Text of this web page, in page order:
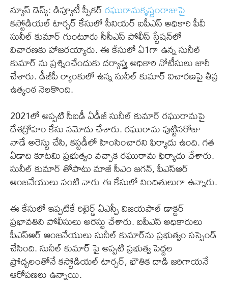
న్యూస్ డెస్క్: డిప్యూటీ స్పీకర్రఘురామకృష్ణంరాజుపై
కస్టోడియల్ టార్చర్ కేసులో సీనియర్ ఐపీఎస్ అధికారి పీవీ
సునీల్ కుమార్ గుంటూరు సీసీఎస్ పోలీస్ స్టేషన్‌లో
విచారణకు హాజరయ్యారు. ఈ కేసులో ఏ1గా ఉన్న సునీల్
కుమార్ ను ప్రశ్నించేందుకు దర్యాప్తు అధికారి నోటీసులు జారీ
చేశారు. డీజీపీ ర్యాంకులో ఉన్న సునీల్ కుమార్ విచారణపై తీవ్ర
ఉత్కంఠ నెలకొంది.
2021లో అప్పటి సీఐడీ ఏడీజీ సునీల్ కుమార్ రఘురామపై
దేశద్రోహం కేసు నమోదు చేశారు. రఘురామ పుట్టినరోజు
నాడే అరెస్టు చేసి, కస్టడీలో హింసించారని ఫిర్యాదు ఉంది. గత
ఏడాది కూటమి ప్రభుత్వం వచ్చాక రఘురామ ఫిర్యాదు చేశారు.
సునీల్ కుమార్ తోపాటు మాజీ సీఎం జగన్, పీఎస్ఆర్
ఆంజనేయులు వంటి వారు ఈ కేసులో నిందితులుగా ఉన్నారు.
ఈ కేసులో ఇప్పటికే రిటైర్డ్ ఏఎస్పీ విజయపాల్ డాక్టర్
ప్రభావతిని పోలీసులు అరెస్టు చేశారు. ఐపీఎస్ అధికారులు
పీఎస్ఆర్ ఆంజనేయులు సునీల్ కుమార్‌ను ప్రభుత్వం సస్పెండ్
చేసింది. సునీల్ కుమార్ పై అప్పటి ప్రభుత్వ పెద్దల
ప్రోద్బలంతోనే కస్టోడియల్ టార్చర్, భౌతిక దాడి జరిగాయనే
ఆరోపణలు ఉన్నాయి.